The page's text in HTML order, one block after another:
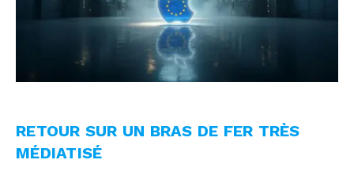
RETOUR SUR UN BRAS DE FER TRÈS
MÉDIATISÉ